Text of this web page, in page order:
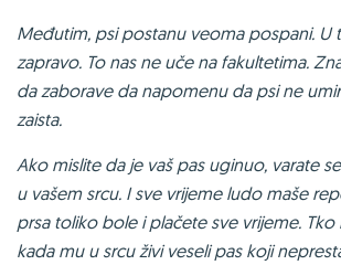
Međutim, psi postanu veoma pospani. U
zapravo. To nas ne uče na fakultetima.
da zaborave da napomenu da psi ne
zaista.
Ako mislite da je vaš pas uginuo, varate
u vašem srcu. I sve vrijeme ludo maše
prsa toliko bole i plačete sve vrijeme.
kada mu u srcu živi veseli pas koji